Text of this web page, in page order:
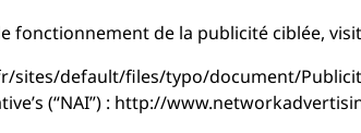
fonctionnement de la publicité ciblée,
sites/default/files/typo/document/
(“NAI”) : http://